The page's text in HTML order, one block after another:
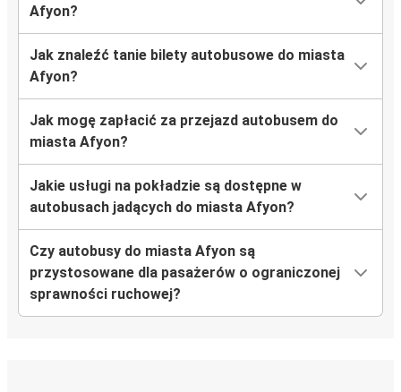
Afyon?
Jak znaleźć tanie bilety autobusowe do miasta
Afyon?
Jak mogę zapłacić za przejazd autobusem do
miasta Afyon?
Jakie usługi na pokładzie są dostępne w
autobusach jadących do miasta Afyon?
Czy autobusy do miasta Afyon są
przystosowane dla pasażerów o ograniczonej
sprawności ruchowej?